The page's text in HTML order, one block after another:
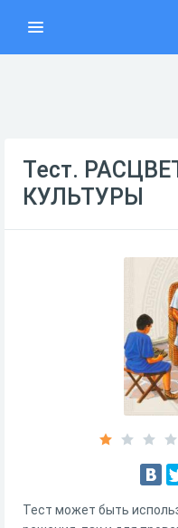
Тест.
КУЛЬТУРЫ
Тест может быть